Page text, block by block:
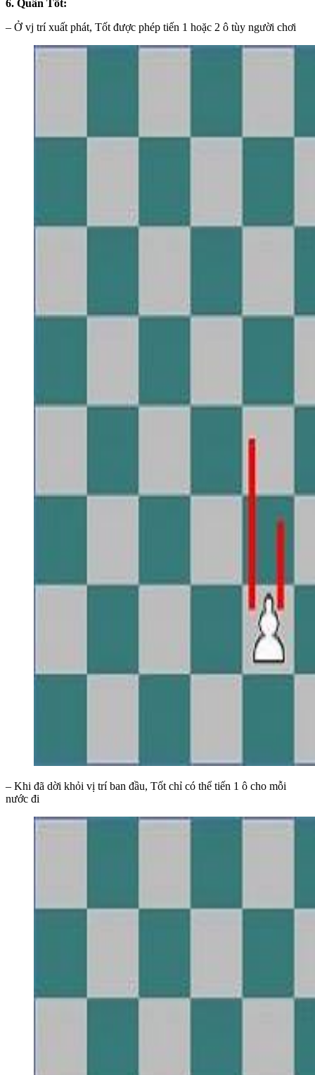
6. Quân Tốt:
– Ở vj trí xuất phát, Tốt được phép tiến 1 hoặc 2 ô tùy người chơi
– Khi đã dời khỏi vị trí ban đầu, Tốt chỉ có thể tiến 1 ô cho mỗi
nước đi